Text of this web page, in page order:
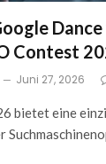
Dance
Contest
Juni 27, 2026
bietet eine